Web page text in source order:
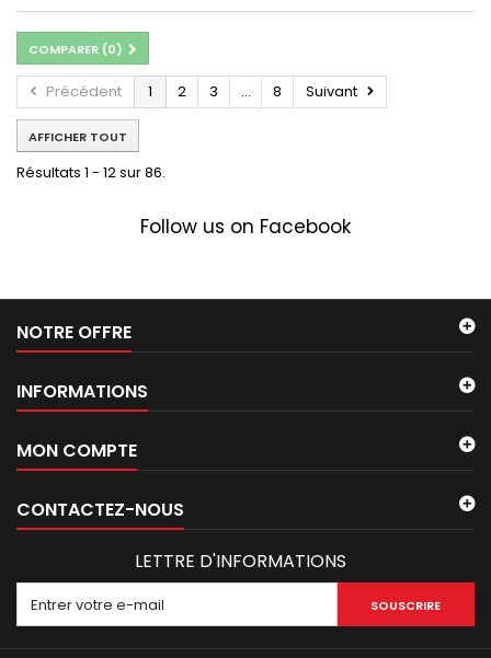
COMPARER (0)
Précédent 1 2 3 ... 8 Suivant
AFFICHER TOUT
Résultats 1 - 12 sur 86.
Follow us on Facebook
NOTRE OFFRE
INFORMATIONS
MON COMPTE
CONTACTEZ-NOUS
LETTRE D'INFORMATIONS
SOUSCRIRE